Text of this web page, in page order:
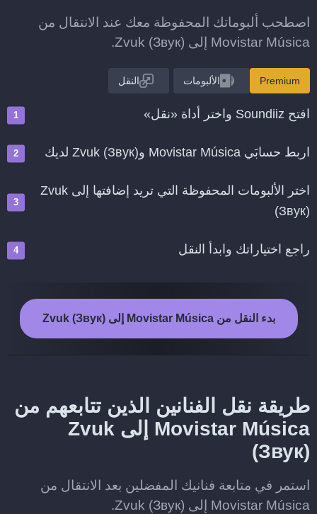
اصطحب ألبوماتك المحفوظة معك عند الانتقال من
Movistar Música إلى Zvuk (Звук).
Premium الألبومات النقل
افتح Soundiiz واختر أداة «نقل»
اربط حسابَي Movistar Música وZvuk (Звук) لديك
اختر الألبومات المحفوظة التي تريد إضافتها إلى Zvuk
(Звук)
راجع اختياراتك وابدأ النقل
بدء النقل من Movistar Música إلى Zvuk (Звук)
طريقة نقل الفنانين الذين تتابعهم من
Movistar Música إلى Zvuk
(Звук)
استمر في متابعة فنانيك المفضلين بعد الانتقال من
Movistar Música إلى Zvuk (Звук).